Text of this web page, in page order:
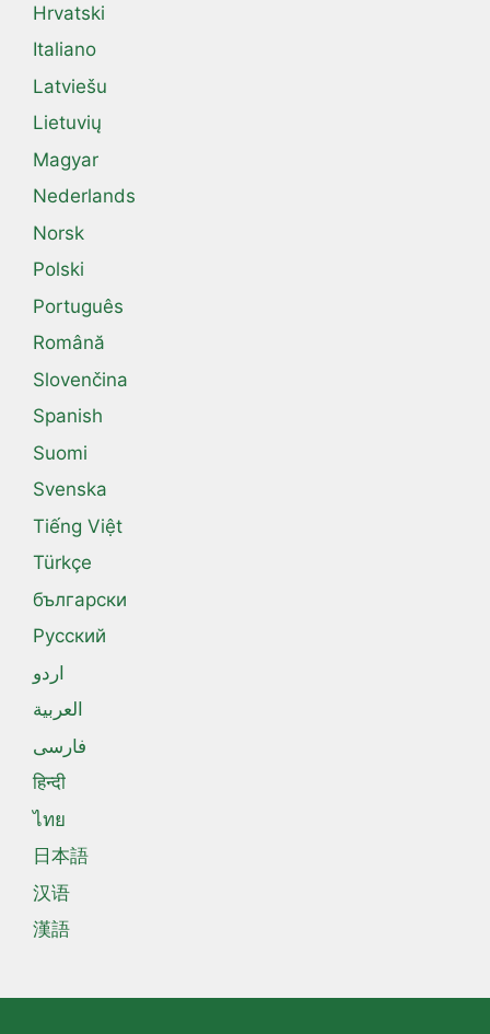
Hrvatski
Italiano
Latviešu
Lietuvių
Magyar
Nederlands
Norsk
Polski
Português
Română
Slovenčina
Spanish
Suomi
Svenska
Tiếng Việt
Türkçe
български
Русский
اردو
العربية
فارسی
हिन्दी
ไทย
日本語
汉语
漢語